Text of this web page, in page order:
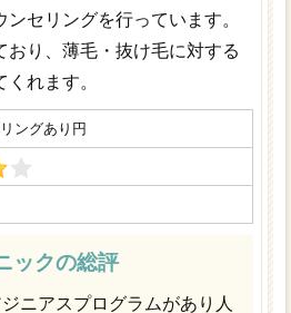
セリングを行っています。
おり、薄毛・抜け毛に対する
れます。
ングあり円
ックの総評
ニアスプログラムがあり人